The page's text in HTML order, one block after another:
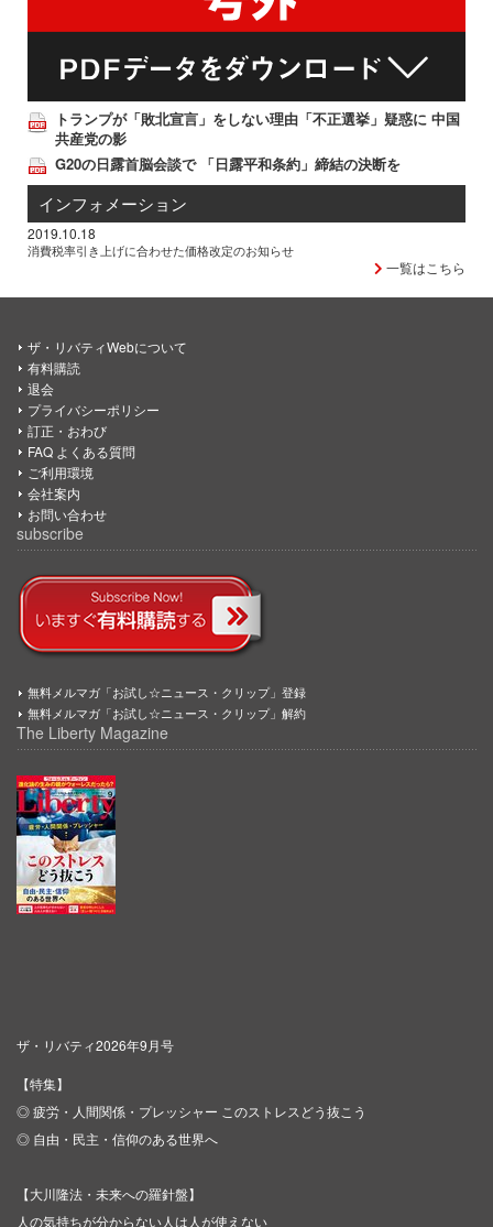
トランプが「敗北宣言」をしない理由「不正選挙」疑惑に 中国
共産党の影
G20の日露首脳会談で 「日露平和条約」締結の決断を
インフォメーション
2019.10.18
消費税率引き上げに合わせた価格改定のお知らせ
一覧はこちら
ザ・リバティWebについて
有料購読
退会
プライバシーポリシー
訂正・おわび
FAQ よくある質問
ご利用環境
会社案内
お問い合わせ
subscribe
無料メルマガ「お試し☆ニュース・クリップ」登録
無料メルマガ「お試し☆ニュース・クリップ」解約
The Liberty Magazine
ザ・リバティ2026年9月号
【特集】
◎ 疲労・人間関係・プレッシャー このストレスどう抜こう
◎ 自由・民主・信仰のある世界へ
【大川隆法・未来への羅針盤】
人の気持ちが分からない人は人が使えない